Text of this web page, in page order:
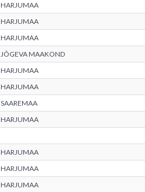
HARJUMAA
HARJUMAA
HARJUMAA
JÕGEVA MAAKOND
HARJUMAA
HARJUMAA
SAAREMAA
HARJUMAA
HARJUMAA
HARJUMAA
HARJUMAA